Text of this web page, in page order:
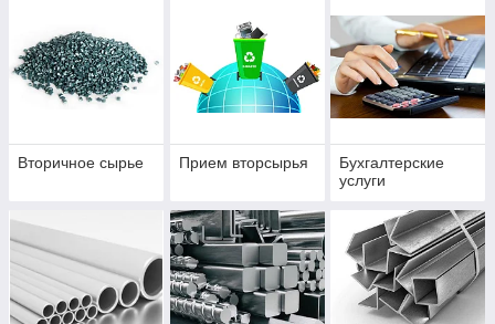
Вторичное сырье Прием вторсырья
Бухгалтерские
услуги